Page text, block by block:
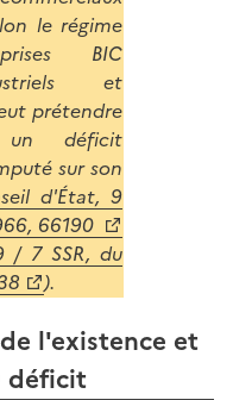
le régime
BIC
et
prétendre
un déficit
sur son
d'État, 9
66190
/ 7 SSR, du
).
l'existence et
déficit